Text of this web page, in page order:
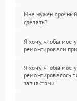
Мне нужен
сделать?
Я хочу, чтобы мое
ремонтировали
Я хочу, чтобы мое
ремонтировалось
запчастями.